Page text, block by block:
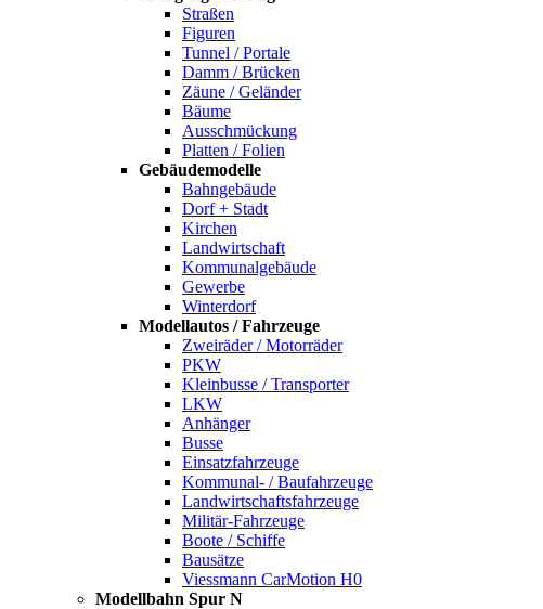
Straßen
Figuren
Tunnel / Portale
Damm / Brücken
Zäune / Geländer
Bäume
Ausschmückung
Platten / Folien
Gebäudemodelle
Bahngebäude
Dorf + Stadt
Kirchen
Landwirtschaft
Kommunalgebäude
Gewerbe
Winterdorf
Modellautos / Fahrzeuge
Zweiräder / Motorräder
PKW
Kleinbusse / Transporter
LKW
Anhänger
Busse
Einsatzfahrzeuge
Kommunal- / Baufahrzeuge
Landwirtschaftsfahrzeuge
Militär-Fahrzeuge
Boote / Schiffe
Bausätze
Viessmann CarMotion H0
Modellbahn Spur N